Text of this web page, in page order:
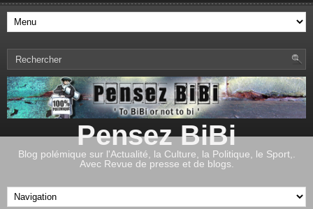
Pensez BiBi
Blog polémique sur l'Actualité, la Culture, la Politique, le Sport,.
Avec Revue de presse et de blogs.